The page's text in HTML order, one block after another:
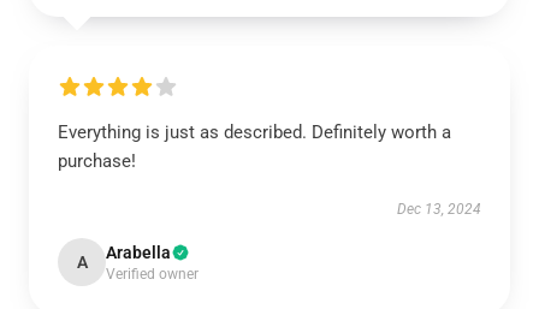
Everything is just as described. Definitely worth a
purchase!
Dec 13, 2024
A Arabella
Verified owner